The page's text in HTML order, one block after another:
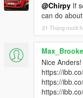
@Chirpy If
can do
21 Tháng mười
Max_Brooke
Nice
https://
https://
https://